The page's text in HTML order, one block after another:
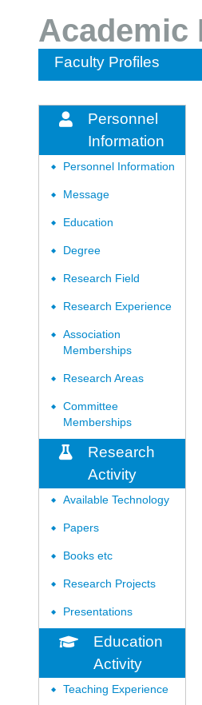
Academic
Faculty Profiles
Personnel
Information
◆ Personnel Information
◆ Message
◆ Education
◆ Degree
◆ Research Field
◆ Research Experience
◆
Association
Memberships
◆ Research Areas
◆
Committee
Memberships
Research
Activity
◆ Available Technology
◆ Papers
◆ Books etc
◆ Research Projects
◆ Presentations
Education
Activity
◆ Teaching Experience